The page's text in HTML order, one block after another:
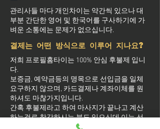
관리사들 마다 개인차이는 약간씩 있으나 대
부분 간단한 영어 및 한국어를 구사하기에 가
벼운 소통에는 문제가 없으십니다.
결제는 어떤 방식으로 이루어 지나요?
저희 프로필홈타이는 100% 안심 후불제 입니
다.
보증금, 예약금등의 명목으로 선입금을 일체
요구하지 않으며, 카드결제나 계좌이체를 원
하셔도 마찮가지입니다.
간혹 후불제라고 하여 마사지가 끝나고 계산
하는걸로 착각하시는 분도 있으신데 이는 선
결제 없는 후불결제를 의미하며 관리사 도착